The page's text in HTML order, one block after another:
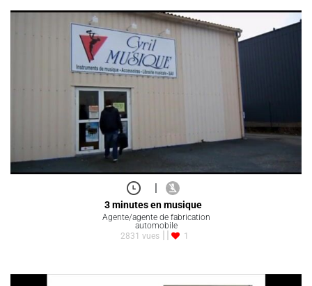
|
3 minutes en musique
Agente/agente de fabrication
automobile
2831 vues
1